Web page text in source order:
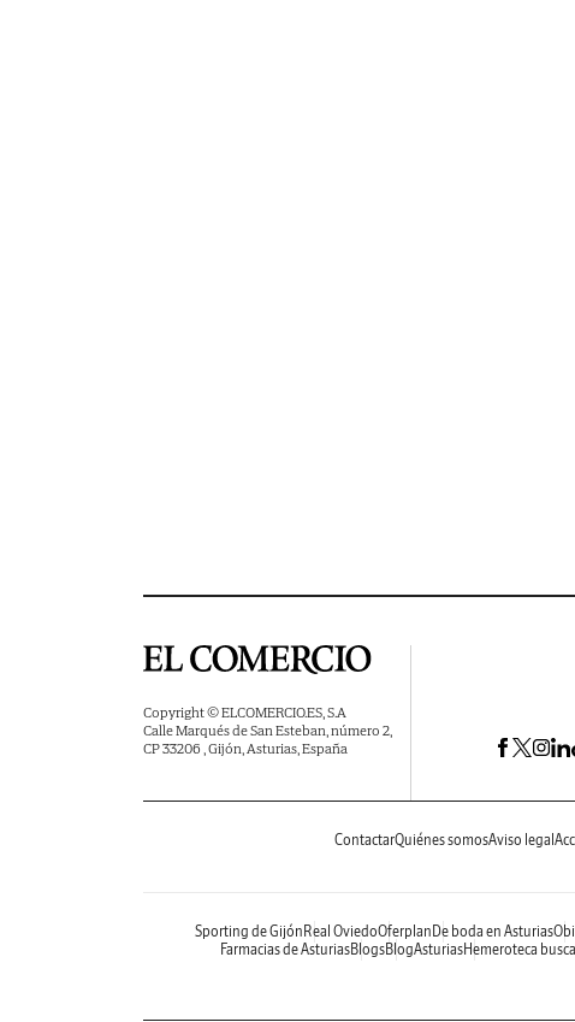
Copyright © ELCOMERCIO.ES, S.A
Calle Marqués de San Esteban, número 2,
CP 33206 , Gijón, Asturias, España
ContactarQuiénes somosAviso legal
Sporting de Gijón Real OviedoOferplan De boda en Asturias
Farmacias de AsturiasBlogsBlogAsturiasHemeroteca